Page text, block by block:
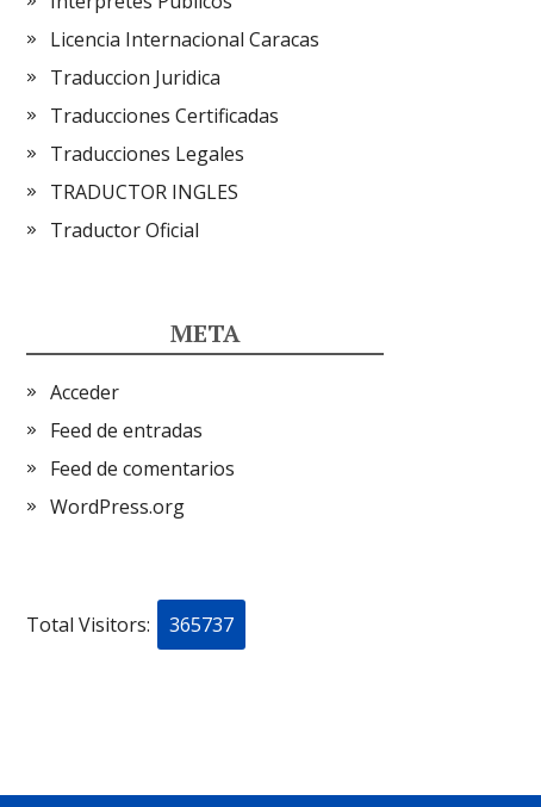
Licencia Internacional Caracas
Traduccion Juridica
Traducciones Certificadas
Traducciones Legales
TRADUCTOR INGLES
Traductor Oficial
META
Acceder
Feed de entradas
Feed de comentarios
WordPress.org
Total Visitors: 365737